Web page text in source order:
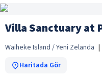
Villa Sanctuary at
Waiheke Island / Yeni Zelanda |
Haritada Gör